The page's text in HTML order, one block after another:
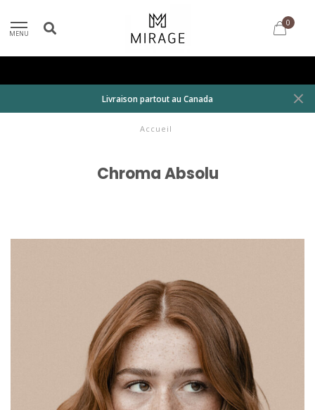
MENU
0
Livraison partout au Canada
Accueil
Chroma Absolu